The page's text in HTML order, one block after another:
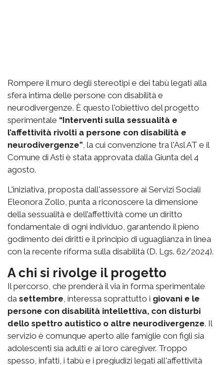
Rompere il muro degli stereotipi e dei tabù legati alla
sfera intima delle persone con disabilità e
neurodivergenze. È questo l'obiettivo del progetto
sperimentale “Interventi sulla sessualità e
l’affettività rivolti a persone con disabilità e
neurodivergenze”, la cui convenzione tra l'Asl AT e il
Comune di Asti è stata approvata dalla Giunta del 4
agosto.
L'iniziativa, proposta dall'assessore ai Servizi Sociali
Eleonora Zollo, punta a riconoscere la dimensione
della sessualità e dell’affettività come un diritto
fondamentale di ogni individuo, garantendo il pieno
godimento dei diritti e il principio di uguaglianza in linea
con la recente riforma sulla disabilità (D. Lgs. 62/2024).
A chi si rivolge il progetto
Il percorso, che prenderà il via in forma sperimentale
da settembre, interessa soprattutto i giovani e le
persone con disabilità intellettiva, con disturbi
dello spettro autistico o altre neurodivergenze. Il
servizio è comunque aperto alle famiglie con figli sia
adolescenti sia adulti e ai loro caregiver. Troppo
spesso, infatti, i tabù e i pregiudizi legati all'affettività